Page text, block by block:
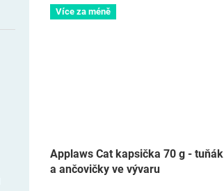
Více za méně
Applaws Cat kapsička 70 g - tuňák
a ančovičky ve vývaru